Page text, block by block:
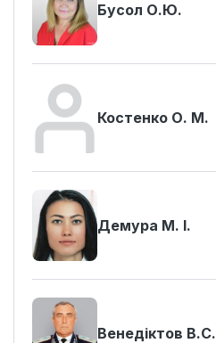
Бусол О.Ю.
Костенко О. М.
Демура М. І.
Венедіктов В.С.